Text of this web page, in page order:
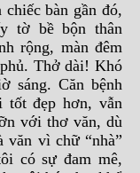
bàn gần đó,
tờ bề bộn thân
rộng, màn đêm
Thở dài! Khó
sáng. Căn bệnh
tốt đẹp hơn, vẫn
với thơ văn, dù
văn vì chữ “nhà”
có sự đam mê,